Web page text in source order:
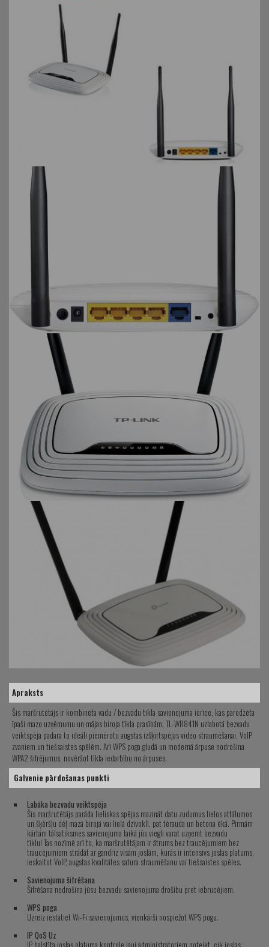
Apraksts
Šis maršrutētājs ir kombinēta vadu / bezvadu tīkla savienojuma ierīce, kas paredzēta
īpaši mazo uzņēmumu un mājas biroja tīkla prasībām. TL-WR841N uzlabotā bezvadu
veiktspēja padara to ideāli piemērotu augstas izšķirtspējas video straumēšanai, VoIP
zvaniem un tiešsaistes spēlēm. Arī WPS poga gludā un modernā ārpuse nodrošina
WPA2 šifrējumus, novēršot tīkla iedarbību no ārpuses.
Galvenie pārdošanas punkti
Labāka bezvadu veiktspēja
Šis maršrutētājs parāda lieliskas spējas mazināt datu zudumus lielos attālumos
un šķēršļu dēļ mazā birojā vai lielā dzīvoklī, pat tērauda un betona ēkā. Pirmām
kārtām tālsatiksmes savienojuma laikā jūs viegli varat uzņemt bezvadu
tīklu! Tas nozīmē arī to, ka maršrutētājam ir ātrums bez traucējumiem bez
traucējumiem strādāt ar gandrīz visām joslām, kurās ir intensīvs joslas platums,
ieskaitot VoIP, augstas kvalitātes satura straumēšanu vai tiešsaistes spēles.
Savienojuma šifrēšana
Šifrēšana nodrošina jūsu bezvadu savienojuma drošību pret iebrucējiem.
WPS poga
Uzreiz iestatiet Wi-Fi savienojumus, vienkārši nospiežot WPS pogu.
IP QoS Uz
IP balstīta joslas platuma kontrole ļauj administratoriem noteikt, cik joslas